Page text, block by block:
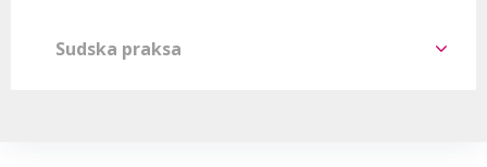
Sudska praksa